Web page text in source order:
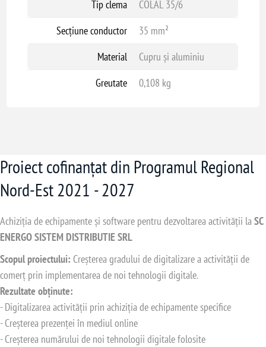
Tip clema
COLAL 35/6
Secțiune conductor
35 mm²
Material
Cupru și aluminiu
Greutate
0,108 kg
Proiect cofinanțat din Programul Regional
Nord-Est 2021 - 2027
Achiziția de echipamente și software pentru dezvoltarea activității laSC
ENERGO SISTEM DISTRIBUTIE SRL
Scopul proiectului: Creșterea gradului de digitalizare a activității de
comerț prin implementarea de noi tehnologii digitale.
Rezultate obținute:
- Digitalizarea activității prin achiziția de echipamente specifice
- Creșterea prezenței în mediul online
- Creșterea numărului de noi tehnologii digitale folosite